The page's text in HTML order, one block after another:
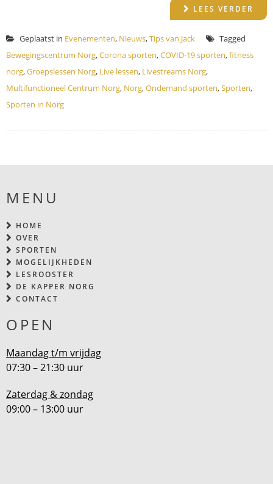
LEES VERDER
Geplaatst in Evenementen, Nieuws,Tips van Jack
Tagged
Bewegingscentrum Norg,Corona sporten,COVID-19 sporten,fitness
norg,Groepslessen Norg, Live lessen, Livestreams Norg,
Multifunctioneel Centrum Norg, Norg,Ondemand sporten,Sporten,
Sporten in Norg
MENU
HOME
OVER
SPORTEN
MOGELIJKHEDEN
LESROOSTER
DE KAPPER NORG
CONTACT
OPEN
Maandag t/m vrijdag
07:30 – 21:30 uur
Zaterdag & zondag
09:00 – 13:00 uur